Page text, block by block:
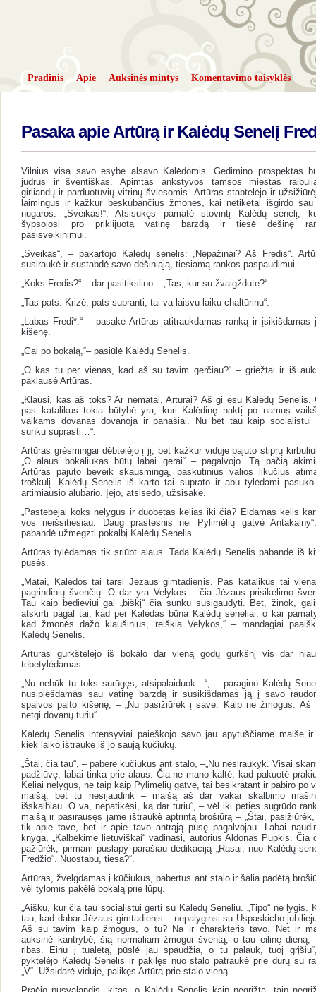
Pradinis Apie Auksinės mintys Komentavimo taisyklės
Pasaka apie Artūrą ir Kalėdų Senelį
Vilnius visa savo esybe alsavo Kalėdomis. Gedimino prospektas
judrus ir šventiškas. Apimtas ankstyvos tamsos miestas
girliandų ir parduotuvių vitrinų šviesomis. Artūras stabtelėjo ir
laimingus ir kažkur beskubančius žmones, kai netikėtai išgirdo
nugaros: „Sveikas!“. Atsisukęs pamatė stovintį Kalėdų senelį,
šypsojosi pro priklijuotą vatinę barzdą ir tiesė dešinę
pasisveikinimui.
„Sveikas“, – pakartojo Kalėdų senelis: „Nepažinai? Aš Fredis“.
susiraukė ir sustabdė savo dešiniąją, tiesiamą rankos paspaudimui.
„Koks Fredis?“ – dar pasitikslino. –„Tas, kur su žvaigždute?“.
„Tas pats. Krizė, pats supranti, tai va laisvu laiku chaltūrinu“.
„Labas Fredi*.“ – pasakė Artūras atitraukdamas ranką ir įsikišdamas
kišenę.
„Gal po bokalą,“– pasiūlė Kalėdų Senelis.
„O kas tu per vienas, kad aš su tavim gerčiau?“ – griežtai ir iš
paklausė Artūras.
„Klausi, kas aš toks? Ar nematai, Artūrai? Aš gi esu Kalėdų Senelis.
pas katalikus tokia būtybė yra, kuri Kalėdinę naktį po namus
vaikams dovanas dovanoja ir panašiai. Nu bet tau kaip socialistui
sunku suprasti…“.
Artūras grėsmingai dėbtelėjo į jį, bet kažkur viduje pajuto stiprų
„O alaus bokaliukas būtų labai gerai“ – pagalvojo. Tą pačią
Artūras pajuto beveik skausmingą, paskutinius valios likučius
troškulį. Kalėdų Senelis iš karto tai suprato ir abu tylėdami
artimiausio alubario. Įėjo, atsisėdo, užsisakė.
„Pastebėjai koks nelygus ir duobėtas kelias iki čia? Eidamas kelis
vos neišsitiesiau. Daug prastesnis nei Pylimėlių gatvė
pabandė užmegzti pokalbį Kalėdų Senelis.
Artūras tylėdamas tik sriūbt alaus. Tada Kalėdų Senelis pabandė iš
pusės.
„Matai, Kalėdos tai tarsi Jėzaus gimtadienis. Pas katalikus tai
pagrindinių švenčių. O dar yra Velykos – čia Jėzaus prisikėlimo
Tau kaip bedieviui gal „biškį“ čia sunku susigaudyti. Bet, žinok,
atskirti pagal tai, kad per Kalėdas būna Kalėdų seneliai, o kai
kad žmonės dažo kiaušinius, reiškia Velykos,“ – mandagiai
Kalėdų Senelis.
Artūras gurkštelėjo iš bokalo dar vieną godų gurkšnį vis dar
tebetylėdamas.
„Nu nebūk tu toks surūgęs, atsipalaiduok…“, – paragino Kalėdų
nusiplėšdamas sau vatinę barzdą ir susikišdamas ją į savo
spalvos palto kišenę, – „Nu pasižiūrėk į save. Kaip ne žmogus. Aš
netgi dovanų turiu“.
Kalėdų Senelis intensyviai paieškojo savo jau apytuščiame maiše
kiek laiko ištraukė iš jo saują kūčiukų.
„Štai, čia tau“, – pabėrė kūčiukus ant stalo, –„Nu nesiraukyk. Visai
padžiūvę, labai tinka prie alaus. Čia ne mano kaltė, kad pakuotė
Keliai nelygūs, ne taip kaip Pylimėlių gatvė, tai besikratant ir pabiro po
maišą, bet tu nesijaudink – maišą aš dar vakar skalbimo
išskalbiau. O va, nepatikėsi, ką dar turiu“, – vėl iki peties sugrūdo
maišą ir pasirausęs jame ištraukė aptrintą brošiūrą – „Štai,
tik apie tave, bet ir apie tavo antrąją pusę pagalvojau. Labai
knyga, „Kalbėkime lietuviškai“ vadinasi, autorius Aldonas Pupkis. Čia
pažiūrėk, pirmam puslapy parašiau dedikaciją „Rasai, nuo Kalėdų
Fredžio“. Nuostabu, tiesa?“.
Artūras, žvelgdamas į kūčiukus, pabertus ant stalo ir šalia padėtą
vėl tylomis pakėlė bokalą prie lūpų.
„Aišku, kur čia tau socialistui gerti su Kalėdų Seneliu. „Tipo“ ne lygis.
tau, kad dabar Jėzaus gimtadienis – nepalyginsi su Uspaskicho
Aš su tavim kaip žmogus, o tu? Na ir charakteris tavo. Net ir
auksinė kantrybė, šią normaliam žmogui šventą, o tau eilinę dieną,
ribas. Einu į tualetą, pūslė jau spaudžia, o tu palauk, tuoj
pyktelėjo Kalėdų Senelis ir pakilęs nuo stalo patraukė prie durų su
„V“. Užsidarė viduje, palikęs Artūrą prie stalo vieną.